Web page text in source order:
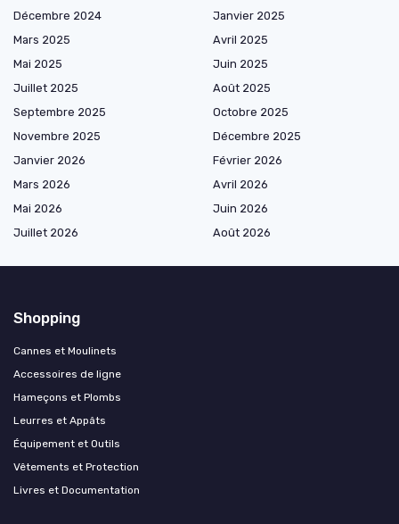
Décembre 2024
Janvier 2025
Mars 2025
Avril 2025
Mai 2025
Juin 2025
Juillet 2025
Août 2025
Septembre 2025
Octobre 2025
Novembre 2025
Décembre 2025
Janvier 2026
Février 2026
Mars 2026
Avril 2026
Mai 2026
Juin 2026
Juillet 2026
Août 2026
Shopping
Cannes et Moulinets
Accessoires de ligne
Hameçons et Plombs
Leurres et Appâts
Équipement et Outils
Vêtements et Protection
Livres et Documentation